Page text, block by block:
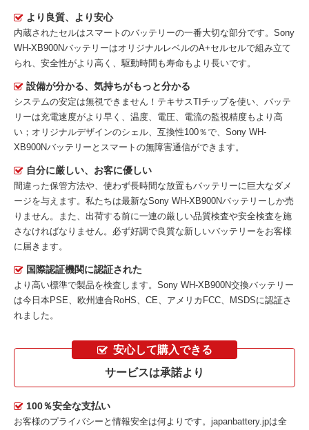
より良質、より安心
内蔵されたセルはスマートのバッテリーの一番大切な部分です。 Sony
WH-XB900NバッテリーはオリジナルレベルのA+セルセルで組み立て
られ、安全性がより高く、駆動時間も寿命もより長いです。
設備が分かる、気持ちがもっと分かる
システムの安定は無視できません！テキサスTIチップを使い、バッテ
リーは充電速度がより早く、温度、電圧、電流の監視精度もより高
い；オリジナルデザインのシェル、互換性100％で、Sony WH-
XB900Nバッテリーとスマートの無障害通信ができます。
自分に厳しい、お客に優しい
間違った保管方法や、使わず長時間な放置もバッテリーに巨大なダメ
ージを与えます。私たちは最新なSony WH-XB900Nバッテリー しか売
りません。また、出荷する前に一連の厳しい品質検査や安全検査を施
さなければなりません。必ず好調で良質な新しいバッテリーをお客様
に届きます。
国際認証機関に認証された
より高い標準で製品を検査します。Sony WH-XB900N交換バッテリー
は今日本PSE、欧州連合RoHS、CE、アメリカFCC、MSDSに認証さ
れました。
安心して購入できる
サービスは承諾より
100％安全な支払い
お客様のプライバシーと情報安全は何よりです。japanbattery.jpは全